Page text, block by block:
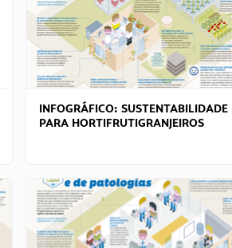
INFOGRÁFICO: SUSTENTABILIDADE
PARA HORTIFRUTIGRANJEIROS